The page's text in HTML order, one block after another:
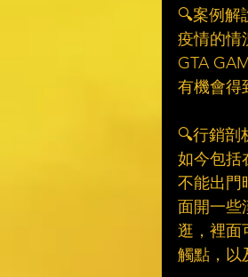
🔍案例解
疫情的情
GTA
有機會得
🔍行銷剖
如今包括
不能出門
面開一些
逛，裡面
觸點，以